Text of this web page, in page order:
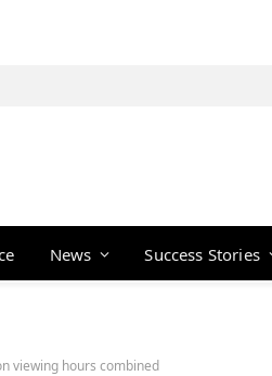
News Success Stories
viewing hours combined